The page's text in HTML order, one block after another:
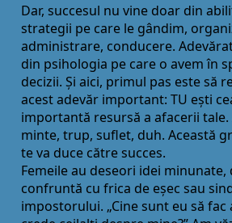
Dar, succesul nu vine doar din
strategii pe care le gândim,
administrare, conducere.
din psihologia pe care o avem în
decizii. Și aici, primul pas este să
acest adevăr important: TU ești
importantă resursă a afacerii tale.
minte, trup, suflet, duh. Această
te va duce către succes.
Femeile au deseori idei minunate,
confruntă cu frica de eșec sau
impostorului. „Cine sunt eu să fac